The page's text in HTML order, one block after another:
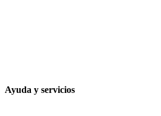
Ayuda y servicios